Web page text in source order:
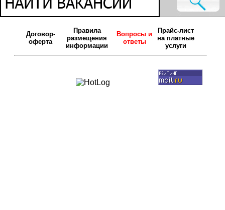
Договор-
оферта
Правила
размещения
информации
Вопросы и
ответы
Прайс-лист
на платные
услуги